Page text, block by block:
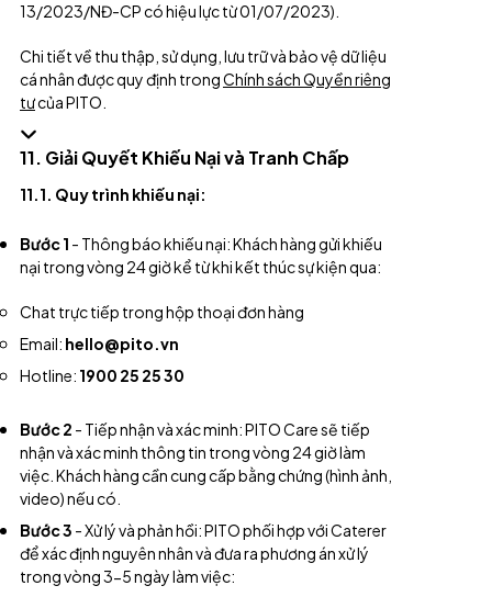
13/2023/NĐ-CP có hiệu lực từ 01/07/2023).
Chi tiết về thu thập, sử dụng, lưu trữ và bảo vệ dữ liệu
cá nhân được quy định trongChính sách Quyền riêng
tưcủa PITO.
11. Giải Quyết Khiếu Nại và Tranh Chấp
11.1. Quy trình khiếu nại:
Bước 1 - Thông báo khiếu nại: Khách hàng gửi khiếu
nại trong vòng 24 giờ kể từ khi kết thúc sự kiện qua:
Chat trực tiếp trong hộp thoại đơn hàng
Email: hello@pito.vn
Hotline: 1900 25 25 30
Bước 2 - Tiếp nhận và xác minh: PITO Care sẽ tiếp
nhận và xác minh thông tin trong vòng 24 giờ làm
việc. Khách hàng cần cung cấp bằng chứng (hình ảnh,
video) nếu có.
Bước 3 - Xử lý và phản hồi: PITO phối hợp với Caterer
để xác định nguyên nhân và đưa ra phương án xử lý
trong vòng 3-5 ngày làm việc: